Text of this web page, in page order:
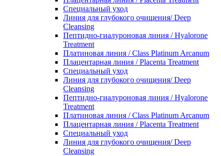
Специальный уход
Линия для глубокого очищения/ Deep
Cleansing
Пептидно-гиалуроновая линия / Hyalorone
Treatment
Платиновая линия / Class Platinum Arcanum
Плацентарная линия / Placenta Treatment
Специальный уход
Линия для глубокого очищения/ Deep
Cleansing
Пептидно-гиалуроновая линия / Hyalorone
Treatment
Платиновая линия / Class Platinum Arcanum
Плацентарная линия / Placenta Treatment
Специальный уход
Линия для глубокого очищения/ Deep
Cleansing